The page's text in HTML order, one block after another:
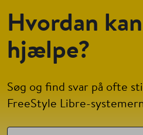
Hvordan
hjælpe?
Søg og find svar på ofte
FreeStyle Libre-